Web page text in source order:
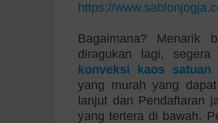
https://
Bagaimana? Menarik
diragukan lagi, segera
konveksi kaos satuan
yang murah yang
lanjut dan Pendaftaran
yang tertera di bawah.